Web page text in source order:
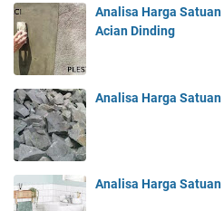
Analisa Harga
Acian Dinding
Analisa Harga
Analisa Harga